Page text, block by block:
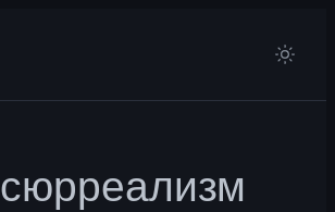
сюрреализм